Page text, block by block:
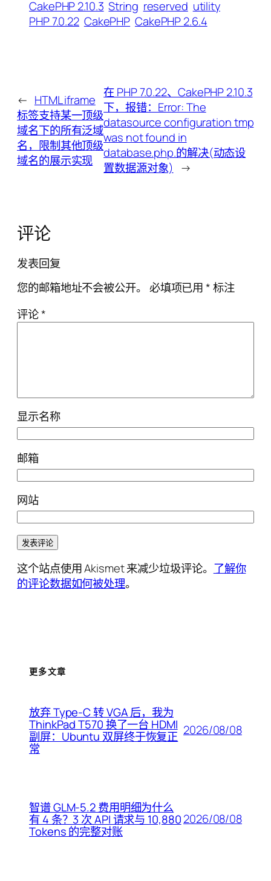
CakePHP 2.10.3 String reserved utility
PHP 7.0.22 CakePHP CakePHP 2.6.4
← HTML iframe
标签支持某一顶级
域名下的所有泛域
名，限制其他顶级
域名的展示实现
在 PHP 7.0.22、CakePHP 2.10.3
下，报错：Error: The
datasource configuration tmp
was not found in
database.php.的解决(动态设
置数据源对象)
→
评论
发表回复
您的邮箱地址不会被公开。 必填项已用*标注
评论*
显示名称
邮箱
网站
这个站点使用 Akismet 来减少垃圾评论。 了解你
的评论数据如何被处理。
更多文章
放弃 Type-C 转 VGA 后，我为
ThinkPad T570 换了一台 HDMI
副屏：Ubuntu 双屏终于恢复正
常
2026/08/08
智谱 GLM-5.2 费用明细为什么
有 4 条？3 次 API 请求与 10,880
Tokens 的完整对账
2026/08/08